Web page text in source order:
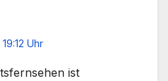
Uhr
ist